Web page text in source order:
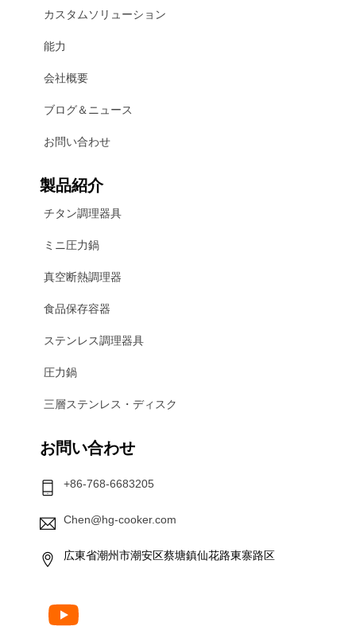
カスタムソリューション
能力
会社概要
ブログ＆ニュース
お問い合わせ
製品紹介
チタン調理器具
ミニ圧力鍋
真空断熱調理器
食品保存容器
ステンレス調理器具
圧力鍋
三層ステンレス・ディスク
お問い合わせ
+86-768-6683205
Chen@hg-cooker.com
広東省潮州市潮安区蔡塘鎮仙花路東寨路区